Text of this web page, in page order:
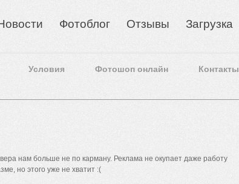
Фотоблог Отзывы Загрузка
Условия Фотошоп онлайн Контакты
нам больше не по карману. Реклама не окупает даже работу
но этого уже не хватит :(